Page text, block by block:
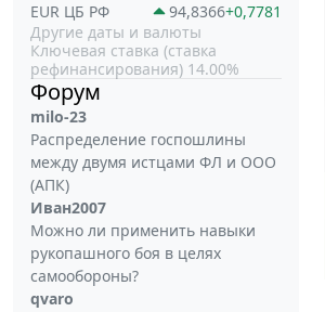
EUR ЦБ РФ
94,8366+0,7781
Другие даты и валюты
Ключевая ставка (ставка
рефинансирования) 14.00%
Форум
milo-23
Распределение госпошлины
между двумя истцами ФЛ и ООО
(АПК)
Иван2007
Можно ли применить навыки
рукопашного боя в целях
самообороны?
qvaro